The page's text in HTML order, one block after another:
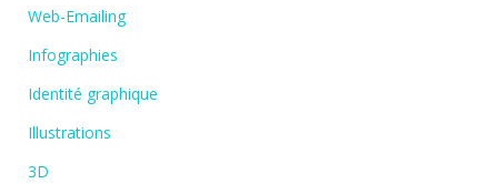
Web-Emailing
Infographies
Identité graphique
Illustrations
3D